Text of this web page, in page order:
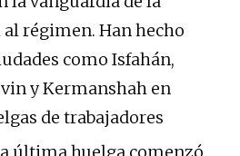
régimen. Han hecho
como Isfahán,
y Kermanshah en
de trabajadores
última huelga comenzó